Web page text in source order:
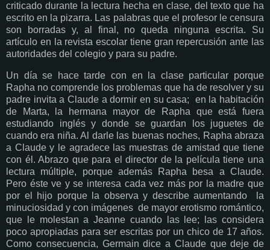
criticado durante la lectura hecha en clase, del texto que ha
escrito en la pizarra. Las palabras que el profesor le censura
son borradas y, al final, no queda ninguna escrita. Su
artículo en la revista escolar tiene gran repercusión ante las
autoridades del colegio y para su padre.
Un día se hace tarde con en la clase particular porque
Rapha no comprende los problemas que ha de resolver y su
padre invita a Claude a dormir en su casa; en la habitación
de Marta, la hermana mayor de Rapha que está fuera
estudiando inglés y donde se guardan los juguetes de
cuando era niña. Al darle las buenas noches, Rapha abraza
a Claude y le agradece las muestras de amistad que tiene
con él. Abrazo que para el director de la película tiene una
lectura múltiple, porque además Rapha besa a Claude.
Pero éste ve y se interesa cada vez más por la madre que
por el hijo porque la observa y describe aumentando la
minuciosidad y con imágenes de mayor erotismo romántico,
que le molestan a Jeanne cuando las lee; las considera
poco apropiadas para ser escritas por un chico de 17 años.
Como consecuencia, Germain dice a Claude que deje de